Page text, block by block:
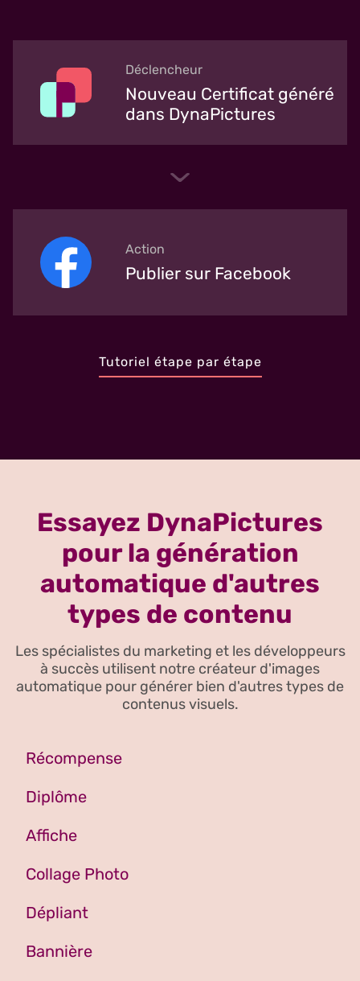
Déclencheur
Nouveau Certificat généré
dans DynaPictures
Action
Publier sur Facebook
Tutoriel étape par étape
Essayez DynaPictures
pour la génération
automatique d'autres
types de contenu
Les spécialistes du marketing et les développeurs
à succès utilisent notre créateur d'images
automatique pour générer bien d'autres types de
contenus visuels.
Récompense
Diplôme
Affiche
Collage Photo
Dépliant
Bannière